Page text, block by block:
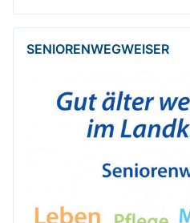
SENIOREN­WEG­WEISER